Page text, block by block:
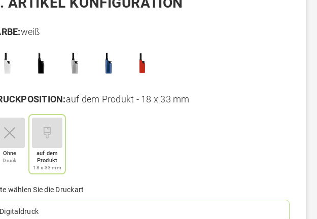
weiß
auf dem Produkt - 18 x 33 mm
Ohne
Druck
auf dem
Produkt
18 x 33 mm
wählen Sie die Druckart
Digitaldruck